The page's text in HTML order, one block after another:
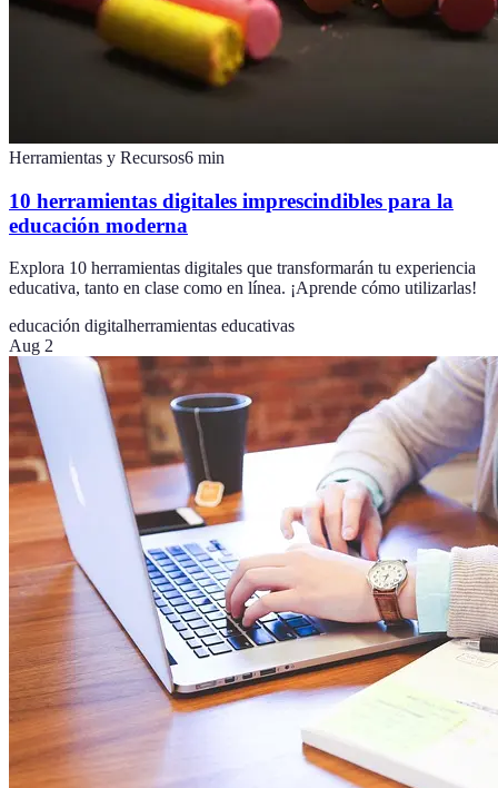
Herramientas y Recursos6 min
10 herramientas digitales imprescindibles para la
educación moderna
Explora 10 herramientas digitales que transformarán tu experiencia
educativa, tanto en clase como en línea. ¡Aprende cómo utilizarlas!
educación digitalherramientas educativas
Aug 2